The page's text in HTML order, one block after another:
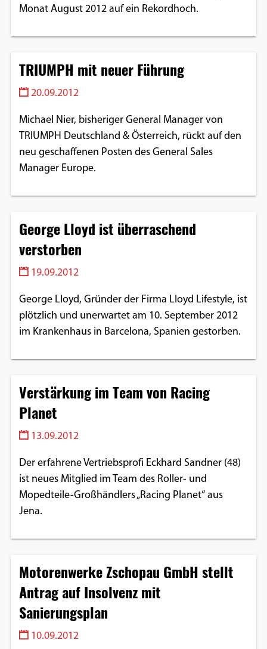
Monat August 2012 auf ein Rekordhoch.
TRIUMPH mit neuer Führung
20.09.2012
Michael Nier, bisheriger General Manager von
TRIUMPH Deutschland & Österreich, rückt auf den
neu geschaffenen Posten des General Sales
Manager Europe.
George Lloyd ist überraschend
verstorben
19.09.2012
George Lloyd, Gründer der Firma Lloyd Lifestyle, ist
plötzlich und unerwartet am 10. September 2012
im Krankenhaus in Barcelona, Spanien gestorben.
Verstärkung im Team von Racing
Planet
13.09.2012
Der erfahrene Vertriebsprofi Eckhard Sandner (48)
ist neues Mitglied im Team des Roller- und
Mopedteile-Großhändlers „Racing Planet“ aus
Jena.
Motorenwerke Zschopau GmbH stellt
Antrag auf Insolvenz mit
Sanierungsplan
10.09.2012